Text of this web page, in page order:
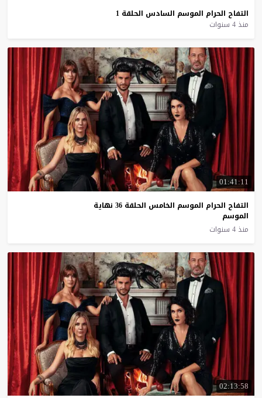
التفاح الحرام الموسم السادس الحلقة 1
منذ 4 سنوات
01:41:11
التفاح الحرام الموسم الخامس الحلقة 36 نهاية
الموسم
منذ 4 سنوات
02:13:58